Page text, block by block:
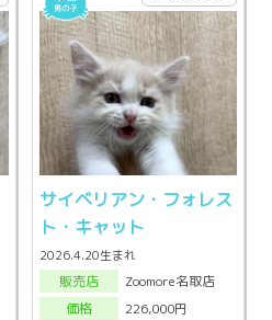
サイベリアン・フォレス
ト・キャット
2026.4.20生まれ
販売店
Zoomore名取店
価格
226,000円